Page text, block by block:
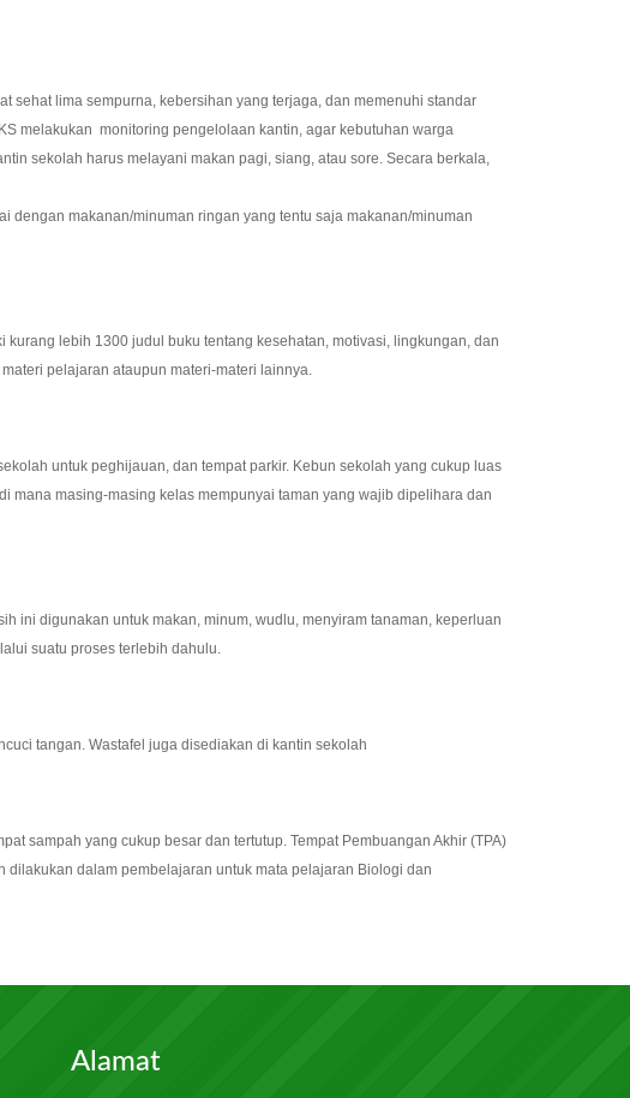
sehat lima sempurna, kebersihan yang terjaga, dan memenuhi standar
melakukan monitoring pengelolaan kantin, agar kebutuhan warga
sekolah harus melayani makan pagi, siang, atau sore. Secara berkala,
dengan makanan/minuman ringan yang tentu saja makanan/minuman
lebih 1300 judul buku tentang kesehatan, motivasi, lingkungan, dan
pelajaran ataupun materi-materi lainnya.
untuk peghijauan, dan tempat parkir. Kebun sekolah yang cukup luas
mana masing-masing kelas mempunyai taman yang wajib dipelihara dan
ini digunakan untuk makan, minum, wudlu, menyiram tanaman, keperluan
suatu proses terlebih dahulu.
tangan. Wastafel juga disediakan di kantin sekolah
sampah yang cukup besar dan tertutup. Tempat Pembuangan Akhir (TPA)
dalam pembelajaran untuk mata pelajaran Biologi dan
Alamat